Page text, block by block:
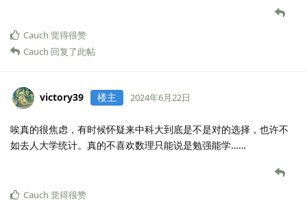
Cauch 觉得很赞
Cauch 回复了此帖
victory39 楼主 2024年6月22日
唉真的很焦虑，有时候怀疑来中科大到底是不是对的选择，也许不
如去人大学统计。真的不喜欢数理只能说是勉强能学……
Cauch 觉得很赞